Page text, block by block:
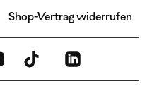
Shop-Vertrag widerrufen